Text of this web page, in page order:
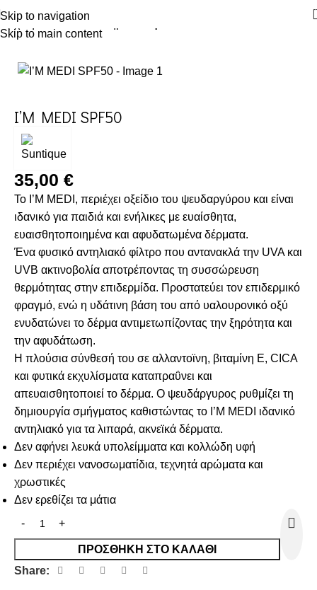
Skip to navigation
Skip to main content
Αρχική σελίδα Κατάστημα
I’M MEDI SPF50
35,00 €
Το I’M MEDI, περιέχει οξείδιο του ψευδαργύρου και είναι
ιδανικό για παιδιά και ενήλικες με ευαίσθητα,
ευαισθητοποιημένα και αφυδατωμένα δέρματα.
Ένα φυσικό αντηλιακό φίλτρο που αντανακλά την UVA και
UVB ακτινοβολία αποτρέποντας τη συσσώρευση
θερμότητας στην επιδερμίδα. Προστατεύει τον επιδερμικό
φραγμό, ενώ η υδάτινη βάση του από υαλουρονικό οξύ
ενυδατώνει το δέρμα αντιμετωπίζοντας την ξηρότητα και
την αφυδάτωση.
Η πλούσια σύνθεσή του σε αλλαντοϊνη, βιταμίνη Ε, CICA
και φυτικά εκχυλίσματα καταπραΰνει και
απευαισθητοποιεί το δέρμα. Ο ψευδάργυρος ρυθμίζει τη
δημιουργία σμήγματος καθιστώντας το I’M MEDI ιδανικό
αντηλιακό για τα λιπαρά, ακνεϊκά δέρματα.
Δεν αφήνει λευκά υπολείμματα και κολλώδη υφή
Δεν περιέχει νανοσωματίδια, τεχνητά αρώματα και
χρωστικές
Δεν ερεθίζει τα μάτια
ΠΡΟΣΘΉΚΗ ΣΤΟ ΚΑΛΆΘΙ
Share: